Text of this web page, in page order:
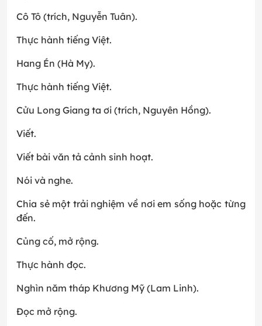
Cô Tô (trích, Nguyễn Tuân).
Thực hành tiếng Việt.
Hang Én (Hà My).
Thực hành tiếng Việt.
Cửu Long Giang ta ơi (trích, Nguyên Hồng).
Viết.
Viết bài văn tả cảnh sinh hoạt.
Nói và nghe.
Chia sẻ một trải nghiệm về nơi em sống hoặc từng
đến.
Củng cố, mở rộng.
Thực hành đọc.
Nghìn năm tháp Khương Mỹ (Lam Linh).
Đọc mở rộng.